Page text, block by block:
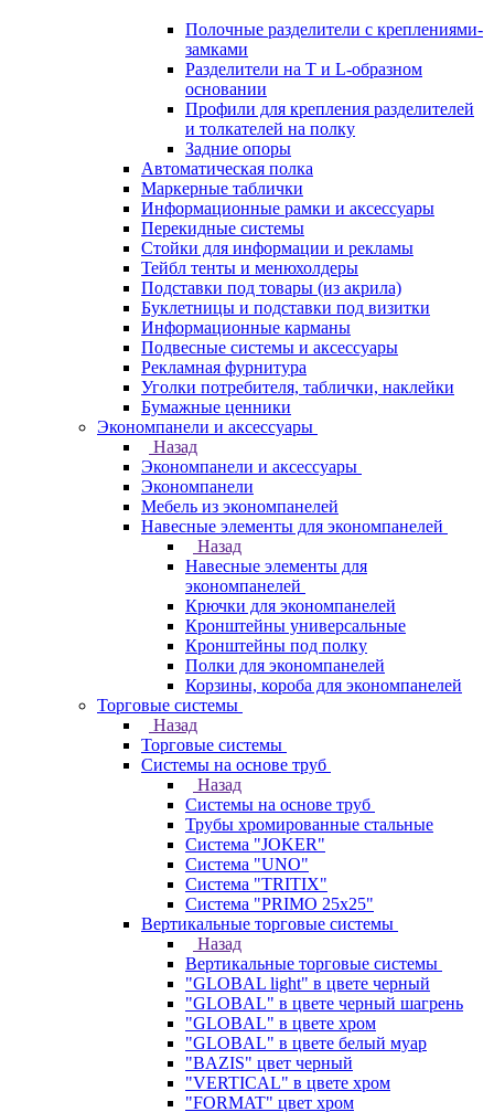
Полочные разделители с креплениями-
замками
Разделители на Т и L-образном
основании
Профили для крепления разделителей
и толкателей на полку
Задние опоры
Автоматическая полка
Маркерные таблички
Информационные рамки и аксессуары
Перекидные системы
Стойки для информации и рекламы
Тейбл тенты и менюхолдеры
Подставки под товары (из акрила)
Буклетницы и подставки под визитки
Информационные карманы
Подвесные системы и аксессуары
Рекламная фурнитура
Уголки потребителя, таблички, наклейки
Бумажные ценники
Экономпанели и аксессуары
Назад
Экономпанели и аксессуары
Экономпанели
Мебель из экономпанелей
Навесные элементы для экономпанелей
Назад
Навесные элементы для
экономпанелей
Крючки для экономпанелей
Кронштейны универсальные
Кронштейны под полку
Полки для экономпанелей
Корзины, короба для экономпанелей
Торговые системы
Назад
Торговые системы
Системы на основе труб
Назад
Системы на основе труб
Трубы хромированные стальные
Система "JOKER"
Система "UNO"
Система "TRITIX"
Система "PRIMO 25х25"
Вертикальные торговые системы
Назад
Вертикальные торговые системы
"GLOBAL light" в цвете черный
"GLOBAL" в цвете черный шагрень
"GLOBAL" в цвете хром
"GLOBAL" в цвете белый муар
"BAZIS" цвет черный
"VERTICAL" в цвете хром
"FORMAT" цвет хром